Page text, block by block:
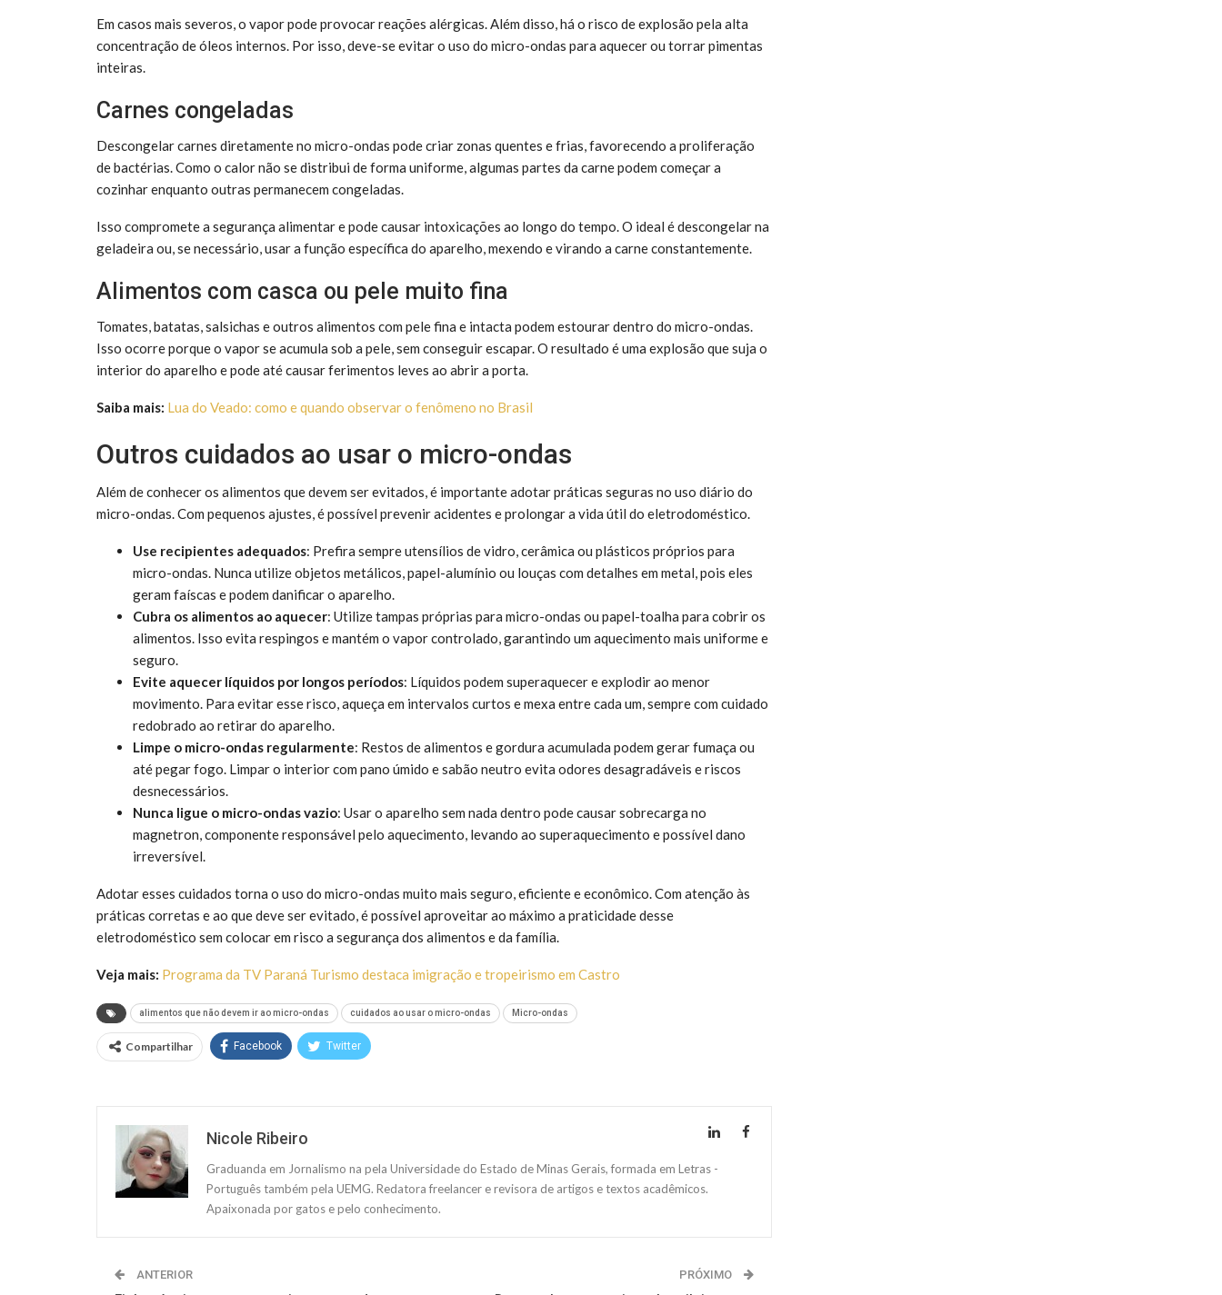
Em casos mais severos, o vapor pode provocar reações alérgicas. Além disso, há o risco de explosão pela alta
concentração de óleos internos. Por isso, deve-se evitar o uso do micro-ondas para aquecer ou torrar pimentas
inteiras.
Carnes congeladas
Descongelar carnes diretamente no micro-ondas pode criar zonas quentes e frias, favorecendo a proliferação
de bactérias. Como o calor não se distribui de forma uniforme, algumas partes da carne podem começar a
cozinhar enquanto outras permanecem congeladas.
Isso compromete a segurança alimentar e pode causar intoxicações ao longo do tempo. O ideal é descongelar na
geladeira ou, se necessário, usar a função específica do aparelho, mexendo e virando a carne constantemente.
Alimentos com casca ou pele muito fina
Tomates, batatas, salsichas e outros alimentos com pele fina e intacta podem estourar dentro do micro-ondas.
Isso ocorre porque o vapor se acumula sob a pele, sem conseguir escapar. O resultado é uma explosão que suja o
interior do aparelho e pode até causar ferimentos leves ao abrir a porta.
Saiba mais: Lua do Veado: como e quando observar o fenômeno no Brasil
Outros cuidados ao usar o micro-ondas
Além de conhecer os alimentos que devem ser evitados, é importante adotar práticas seguras no uso diário do
micro-ondas. Com pequenos ajustes, é possível prevenir acidentes e prolongar a vida útil do eletrodoméstico.
Use recipientes adequados: Prefira sempre utensílios de vidro, cerâmica ou plásticos próprios para
micro-ondas. Nunca utilize objetos metálicos, papel-alumínio ou louças com detalhes em metal, pois eles
geram faíscas e podem danificar o aparelho.
Cubra os alimentos ao aquecer: Utilize tampas próprias para micro-ondas ou papel-toalha para cobrir os
alimentos. Isso evita respingos e mantém o vapor controlado, garantindo um aquecimento mais uniforme e
seguro.
Evite aquecer líquidos por longos períodos: Líquidos podem superaquecer e explodir ao menor
movimento. Para evitar esse risco, aqueça em intervalos curtos e mexa entre cada um, sempre com cuidado
redobrado ao retirar do aparelho.
Limpe o micro-ondas regularmente: Restos de alimentos e gordura acumulada podem gerar fumaça ou
até pegar fogo. Limpar o interior com pano úmido e sabão neutro evita odores desagradáveis e riscos
desnecessários.
Nunca ligue o micro-ondas vazio: Usar o aparelho sem nada dentro pode causar sobrecarga no
magnetron, componente responsável pelo aquecimento, levando ao superaquecimento e possível dano
irreversível.
Adotar esses cuidados torna o uso do micro-ondas muito mais seguro, eficiente e econômico. Com atenção às
práticas corretas e ao que deve ser evitado, é possível aproveitar ao máximo a praticidade desse
eletrodoméstico sem colocar em risco a segurança dos alimentos e da família.
Veja mais: Programa da TV Paraná Turismo destaca imigração e tropeirismo em Castro
alimentos que não devem ir ao micro-ondas cuidados ao usar o micro-ondas Micro-ondas
Compartilhar Facebook Twitter
Nicole Ribeiro
Graduanda em Jornalismo na pela Universidade do Estado de Minas Gerais, formada em Letras -
Português também pela UEMG. Redatora freelancer e revisora de artigos e textos acadêmicos.
Apaixonada por gatos e pelo conhecimento.
ANTERIOR PRÓXIMO